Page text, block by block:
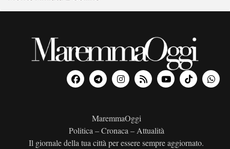
MaremmaOggi
Politica – Cronaca – Attualità
Il giornale della tua città per essere sempre aggiornato.